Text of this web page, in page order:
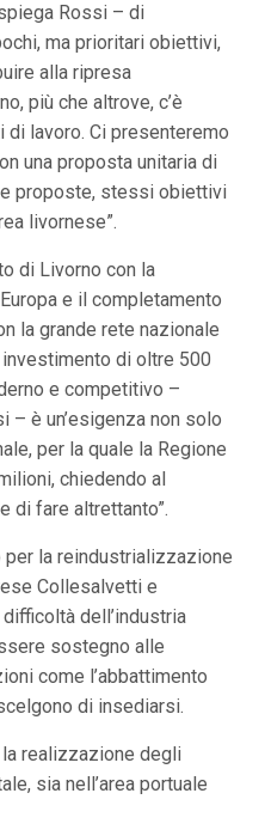
Rossi – di
ma prioritari obiettivi,
alla ripresa
più che altrove, c’è
lavoro. Ci presenteremo
una proposta unitaria di
proposte, stessi obiettivi
livornese”.
di Livorno con la
e il completamento
la grande rete nazionale
di oltre 500
e competitivo –
è un’esigenza non solo
per la quale la Regione
chiedendo al
di fare altrettanto”.
per la reindustrializzazione
Collesalvetti e
dell’industria
sostegno alle
come l’abbattimento
di insediarsi.
realizzazione degli
sia nell’area portuale